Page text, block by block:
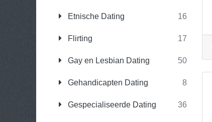
Etnische Dating 16
Flirting 17
Gay en Lesbian Dating 50
Gehandicapten Dating 8
Gespecialiseerde Dating 36